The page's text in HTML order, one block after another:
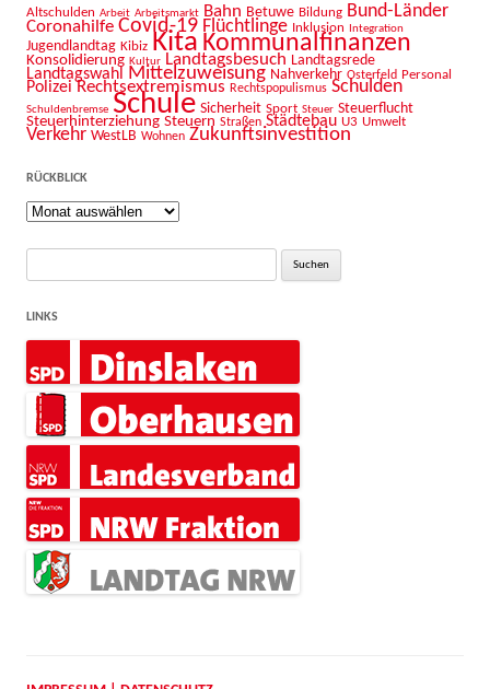
Altschulden Arbeit Arbeitsmarkt Bahn Betuwe Bildung Bund-Länder
Coronahilfe Covid-19 Flüchtlinge Inklusion Integration
Jugendlandtag Kibiz Kita Kommunalfinanzen
Konsolidierung Kultur Landtagsbesuch Landtagsrede
Landtagswahl Mittelzuweisung Nahverkehr Osterfeld Personal
Polizei Rechtsextremismus Rechtspopulismus Schulden
Schuldenbremse Schule Sicherheit Sport Steuer Steuerflucht
Steuerhinterziehung Steuern Straßen Städtebau U3 Umwelt
Verkehr WestLB Wohnen Zukunftsinvestition
RÜCKBLICK
Rückblick
Suche
LINKS